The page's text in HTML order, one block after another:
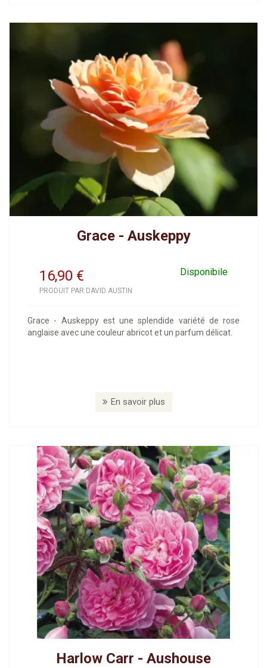
Grace - Auskeppy
16,90 Disponibile
€
PRODUIT PAR DAVID AUSTIN
Grace - Auskeppy est une splendide variété de rose
anglaise avec une couleur abricot et un parfum délicat.
En savoir plus
Harlow Carr - Aushouse